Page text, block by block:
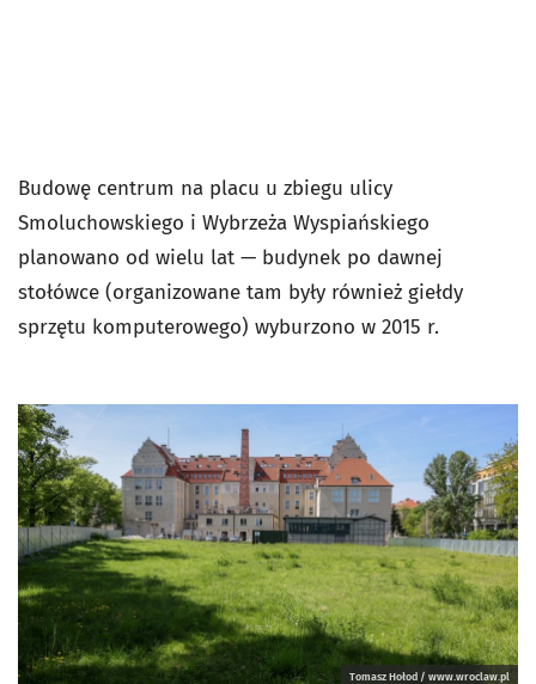
Budowę centrum na placu u zbiegu ulicy
Smoluchowskiego i Wybrzeża Wyspiańskiego
planowano od wielu lat — budynek po dawnej
stołówce (organizowane tam były również giełdy
sprzętu komputerowego) wyburzono w 2015 r.
Tomasz Hołod / www.wroclaw.pl